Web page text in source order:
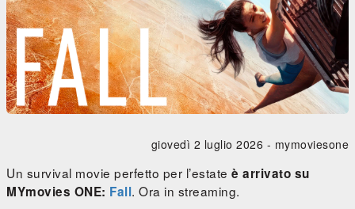
giovedì 2 luglio 2026 - mymoviesone
Un survival movie perfetto per l’estate è arrivato su
MYmovies ONE: Fall. Ora in streaming.